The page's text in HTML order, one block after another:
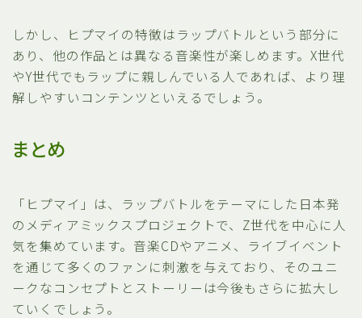
しかし、ヒプマイの特徴はラップバトルという部分に
あり、他の作品とは異なる音楽性が楽しめます。X世代
やY世代でもラップに親しんでいる人であれば、より理
解しやすいコンテンツといえるでしょう。
まとめ
「ヒプマイ」は、ラップバトルをテーマにした日本発
のメディアミックスプロジェクトで、Z世代を中心に人
気を集めています。音楽CDやアニメ、ライブイベント
を通じて多くのファンに刺激を与えており、そのユニ
ークなコンセプトとストーリーは今後もさらに拡大し
ていくでしょう。